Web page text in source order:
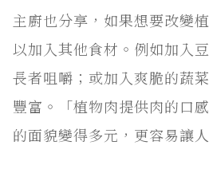
主廚也分享，如果想要改變
以加入其他食材。例如加入
長者咀嚼；或加入爽脆的蔬
豐富。「植物肉提供肉的口
的面貌變得多元，更容易讓人